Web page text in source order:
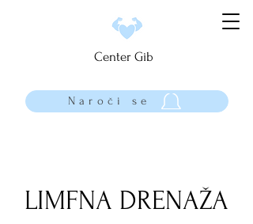
Naroči se
Center Gib
LIMFNA DRENAŽA